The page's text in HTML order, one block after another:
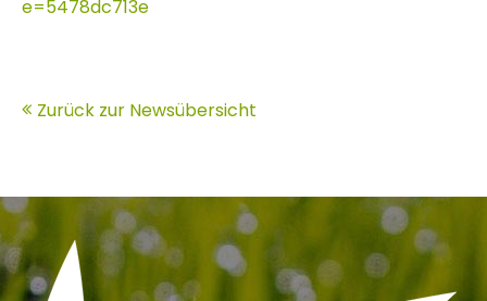
e=5478dc713e
Zurück zur Newsübersicht